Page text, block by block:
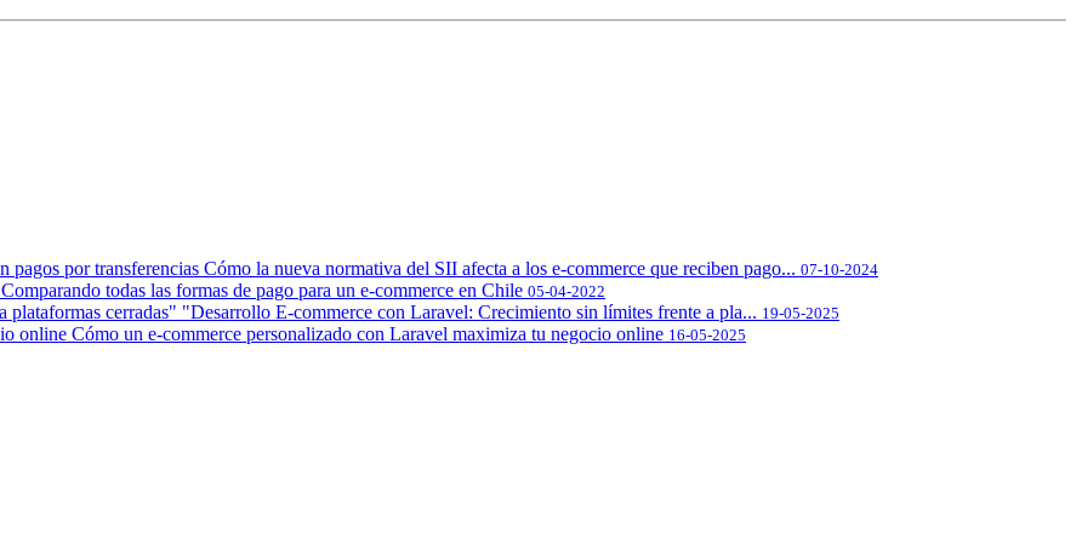
Cómo la nueva normativa del SII afecta a los e-commerce que reciben pago... 07-10-2024
Comparando todas las formas de pago para un e-commerce en Chile 05-04-2022
"Desarrollo E-commerce con Laravel: Crecimiento sin límites frente a pla... 19-05-2025
Cómo un e-commerce personalizado con Laravel maximiza tu negocio online 16-05-2025